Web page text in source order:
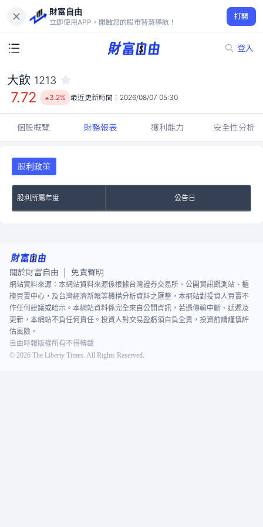
財富自由
立即使用APP，開啟您的股市智慧導航！
打開
登入
7.72
3.2%
大飲 1213
7.72 3.2% 最近更新時間： 2026/08/07 05:30
個股概覽 財務報表 獲利能力 安全性分析
股利政策
股利所屬年度 公告日
關於財富自由 免責聲明
網站資料來源：本網站資料來源係根據台灣證券交易所、公開資訊觀測站、櫃
檯買賣中心，及台灣經濟新報等機構分析資料之匯整，本網站對投資人買賣不
作任何建議或暗示。本網站資料係完全來自公開資訊，若遇傳輸中斷、延遲及
更新，本網站不負任何責任。投資人對交易盈虧須自負全責，投資前請謹慎評
估風險。
自由時報版權所有不得轉載
© 2026 The Liberty Times. All Rights Reserved.